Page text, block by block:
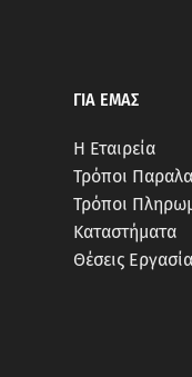
ΓΙΑ ΕΜΑΣ
Η Εταιρεία
Τρόποι
Τρόποι
Καταστήματα
Θέσεις